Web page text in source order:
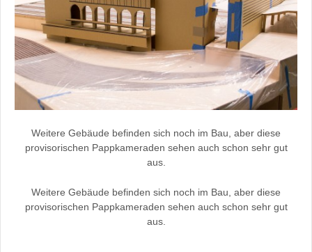
Weitere Gebäude befinden sich noch im Bau, aber diese
provisorischen Pappkameraden sehen auch schon sehr gut
aus.
Weitere Gebäude befinden sich noch im Bau, aber diese
provisorischen Pappkameraden sehen auch schon sehr gut
aus.